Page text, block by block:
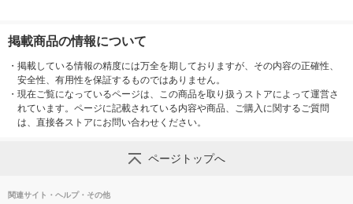
掲載商品の情報について
・ 掲載している情報の精度には万全を期しておりますが、その内容の正確性、
安全性、有用性を保証するものではありません。
・ 現在ご覧になっているページは、この商品を取り扱うストアによって運営さ
れています。ページに記載されている内容や商品、ご購入に関するご質問
は、直接各ストアにお問い合わせください。
ページトップへ
関連サイト・ヘルプ・その他